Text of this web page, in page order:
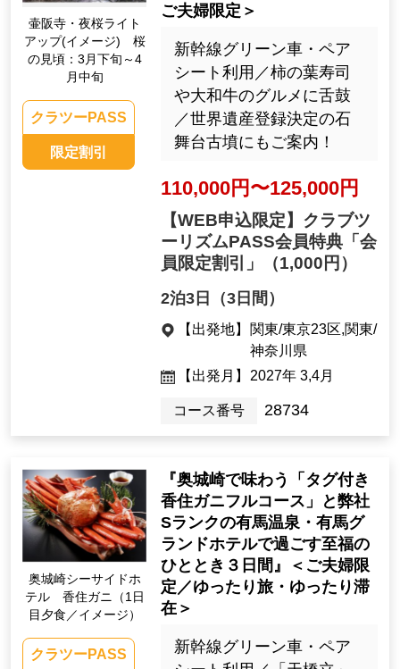
壷阪寺・夜桜ライト
アップ(イメージ) 桜
の見頃：3月下旬～4
月中旬
クラツーPASS
限定割引
ご夫婦限定＞
新幹線グリーン車・ペア
シート利用／柿の葉寿司
や大和牛のグルメに舌鼓
／世界遺産登録決定の石
舞台古墳にもご案内！
110,000円〜125,000円
【WEB申込限定】クラブツ
ーリズムPASS会員特典「会
員限定割引」
（1,000円）
2泊3日（3日間）
【出発地】 関東/東京23区,関東/
神奈川県
【出発月】 2027年 3,4月
コース番号 28734
奥城崎シーサイドホ
テル 香住ガニ（1日
目夕食／イメージ）
クラツーPASS
『奥城崎で味わう「タグ付き
香住ガニフルコース」と弊社
Sランクの有馬温泉・有馬グ
ランドホテルで過ごす至福の
ひととき３日間』＜ご夫婦限
定／ゆったり旅・ゆったり滞
在＞
新幹線グリーン車・ペア